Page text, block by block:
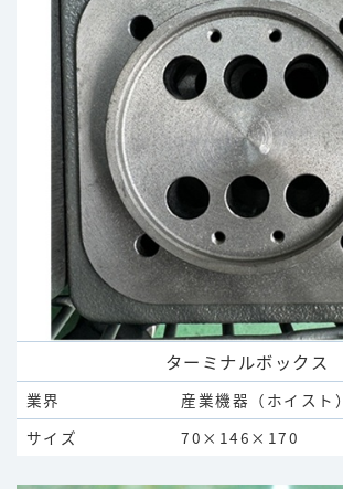
ターミナルボックス
業界
産業機器（ホイスト）
サイズ
70×146×170